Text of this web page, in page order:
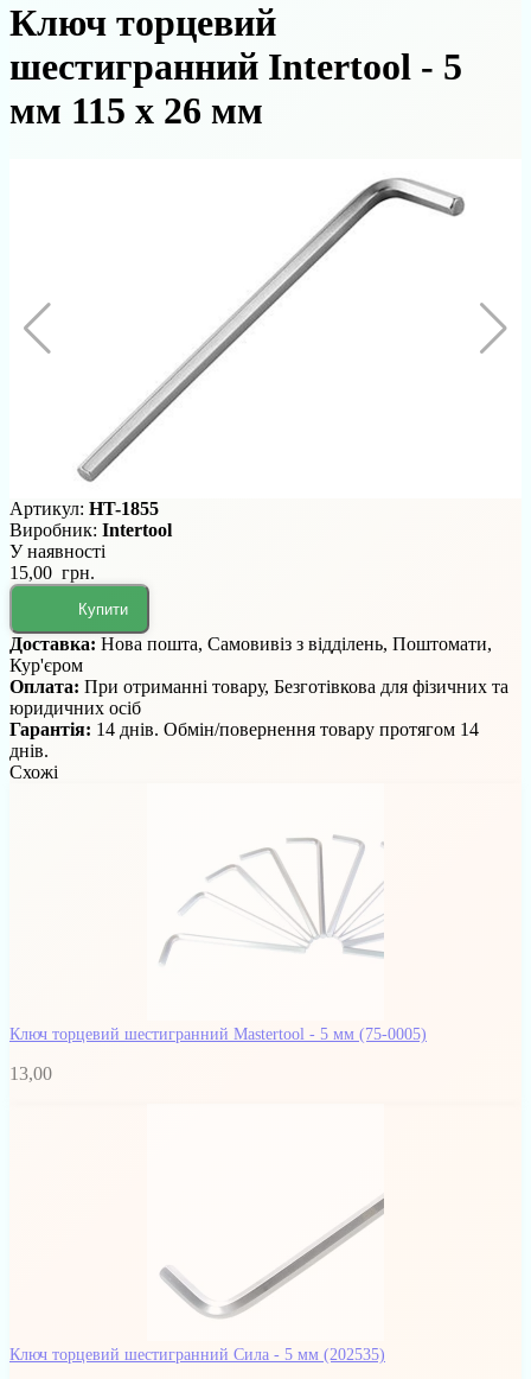
Ключ торцевий
шестигранний Intertool - 5
мм 115 х 26 мм
Артикул: HT-1855
Виробник: Intertool
У наявності
15,00 грн.
Купити
Доставка: Нова пошта, Самовивіз з відділень, Поштомати,
Кур'єром
Оплата: При отриманні товару, Безготівкова для фізичних та
юридичних осіб
Гарантія: 14 днів. Обмін/повернення товару протягом 14
днів.
Схожі
Ключ торцевий шестигранний Mastertool - 5 мм (75-0005)
13,00
Ключ торцевий шестигранний Сила - 5 мм (202535)